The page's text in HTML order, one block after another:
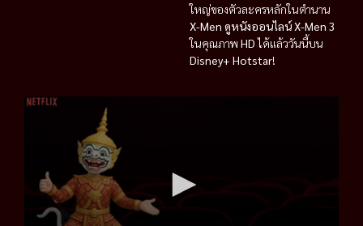
ใหญ่ของตัวละครหลักในตำนาน
X-Men ดูหนังออนไลน์ X-Men 3
ในคุณภาพ HDได้แล้ววันนี้บน
Disney+ Hotstar!